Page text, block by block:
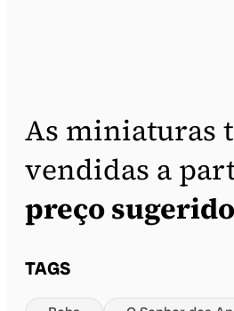
As miniaturas
vendidas a
preço
TAGS